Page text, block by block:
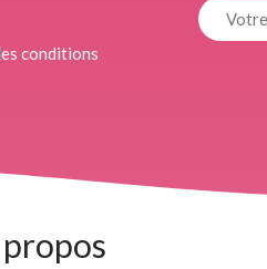
conditions